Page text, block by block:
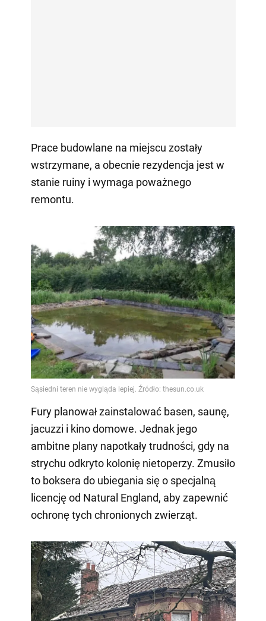
Prace budowlane na miejscu zostały
wstrzymane, a obecnie rezydencja jest w
stanie ruiny i wymaga poważnego
remontu.
Fury planował zainstalować basen, saunę,
jacuzzi i kino domowe. Jednak jego
ambitne plany napotkały trudności, gdy na
strychu odkryto kolonię nietoperzy. Zmusiło
to boksera do ubiegania się o specjalną
licencję od Natural England, aby zapewnić
ochronę tych chronionych zwierząt.